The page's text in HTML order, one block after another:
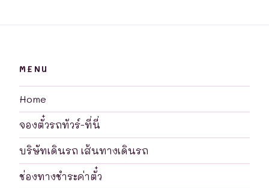
MENU
Home
จองตั๋วรถทัวร์-ที่นี่
บริษัทเดินรถ เส้นทางเดินรถ
ช่องทางชำระค่าตั๋ว